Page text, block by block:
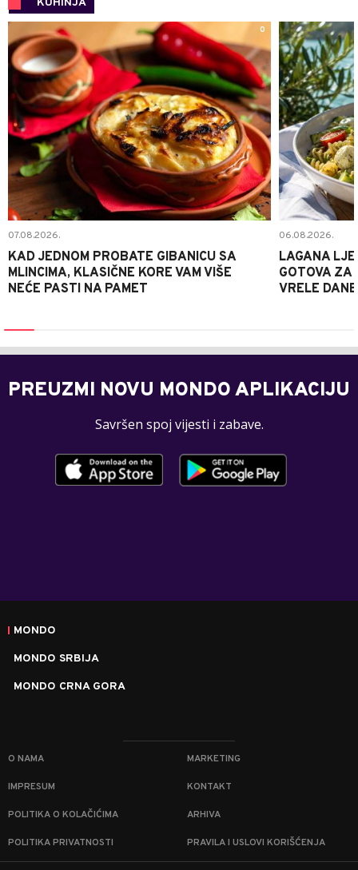
KUHINJA
0
07.08.2026.
KAD JEDNOM PROBATE GIBANICU SA
MLINCIMA, KLASIČNE KORE VAM VIŠE
NEĆE PASTI NA PAMET
06.08.2026.
LAGANA
GOTOVA ZA
VRELE DANE
PREUZMI NOVU MONDO APLIKACIJU
Savršen spoj vijesti i zabave.
MONDO
MONDO SRBIJA
MONDO CRNA GORA
O NAMA MARKETING
IMPRESUM KONTAKT
POLITIKA O KOLAČIĆIMA ARHIVA
POLITIKA PRIVATNOSTI PRAVILA I USLOVI KORIŠĆENJA